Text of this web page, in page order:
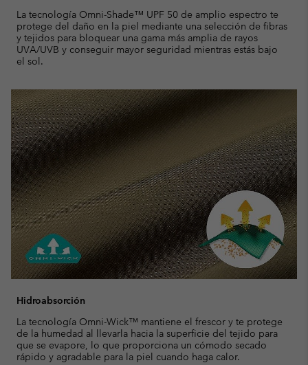
La tecnología Omni-Shade™ UPF 50 de amplio espectro te
protege del daño en la piel mediante una selección de fibras
y tejidos para bloquear una gama más amplia de rayos
UVA/UVB y conseguir mayor seguridad mientras estás bajo
el sol.
Hidroabsorción
La tecnología Omni-Wick™ mantiene el frescor y te protege
de la humedad al llevarla hacia la superficie del tejido para
que se evapore, lo que proporciona un cómodo secado
rápido y agradable para la piel cuando haga calor.